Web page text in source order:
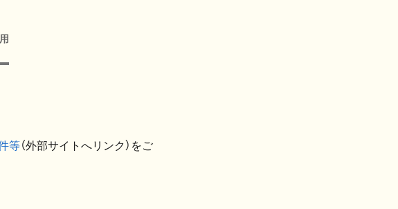
等（外部サイトへリンク）をご